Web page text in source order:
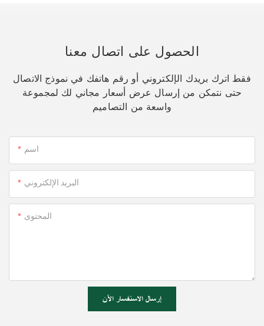
الحصول على اتصال معنا
فقط اترك بريدك الإلكتروني أو رقم هاتفك في نموذج الاتصال
حتى نتمكن من إرسال عرض أسعار مجاني لك لمجموعة
واسعة من التصاميم
اسم
البريد الإلكتروني
المحتوى
إرسال الاستفسار الآن